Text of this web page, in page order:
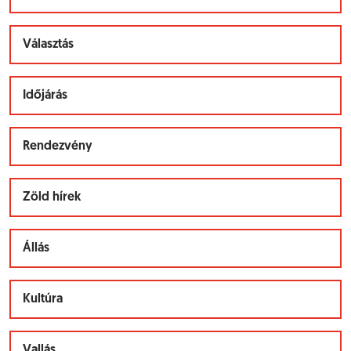
Választás
Időjárás
Rendezvény
Zöld hírek
Állás
Kultúra